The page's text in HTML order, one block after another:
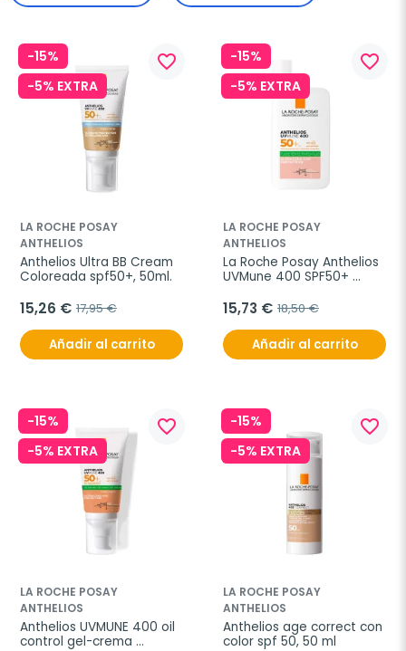
-15%
-5% EXTRA
favorite_border
LA ROCHE POSAY
ANTHELIOS
Anthelios Ultra BB Cream
Coloreada spf50+, 50ml.
15,26 € 17,95 €
Añadir al carrito
-15%
-5% EXTRA
favorite_border
LA ROCHE POSAY
ANTHELIOS
La Roche Posay Anthelios
UVMune 400 SPF50+
15,73 € 18,50 €
Añadir al carrito
-15%
-5% EXTRA
favorite_border
LA ROCHE POSAY
ANTHELIOS
Anthelios UVMUNE 400 oil
control gel-crema
-15%
-5% EXTRA
favorite_border
LA ROCHE POSAY
ANTHELIOS
Anthelios age correct con
color spf 50, 50 ml